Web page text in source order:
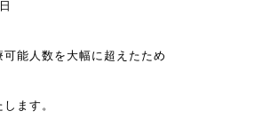
能人数を大幅に超えたため
ます。